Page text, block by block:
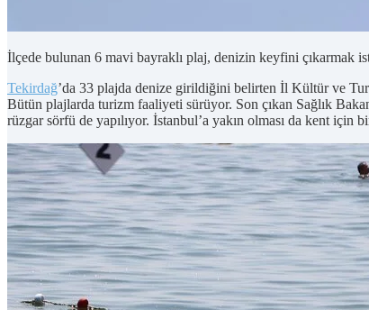
İlçede bulunan 6 mavi bayraklı plaj, denizin keyfini çıkarmak
Tekirdağ’da 33 plajda denize girildiğini belirten İl Kültür ve
Bütün plajlarda turizm faaliyeti sürüyor. Son çıkan Sağlık
rüzgar sörfü de yapılıyor. İstanbul’a yakın olması da kent için